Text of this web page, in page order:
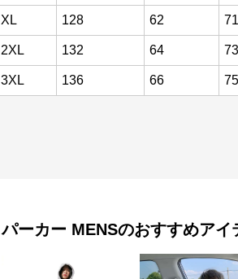
XL 128 62 71
2XL 132 64 73
3XL 136 66 75
パーカー MENSのおすすめアイ